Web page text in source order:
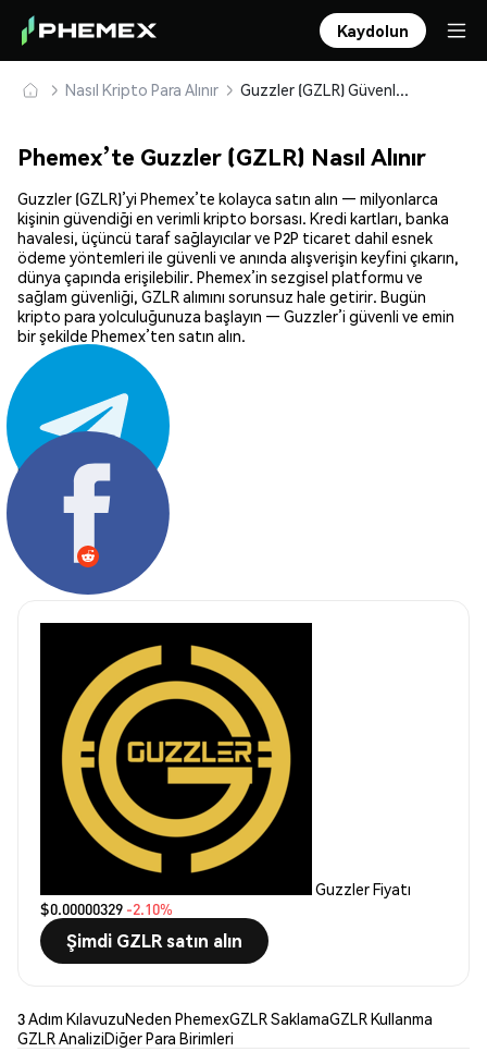
Kaydolun
Nasıl Kripto Para Alınır Guzzler (GZLR) Güvenle Satın Alın ve Saklayın
Phemex’te Guzzler (GZLR) Nasıl Alınır
Guzzler (GZLR)’yi Phemex’te kolayca satın alın — milyonlarca
kişinin güvendiği en verimli kripto borsası. Kredi kartları, banka
havalesi, üçüncü taraf sağlayıcılar ve P2P ticaret dahil esnek
ödeme yöntemleri ile güvenli ve anında alışverişin keyfini çıkarın,
dünya çapında erişilebilir. Phemex’in sezgisel platformu ve
sağlam güvenliği, GZLR alımını sorunsuz hale getirir. Bugün
kripto para yolculuğunuza başlayın — Guzzler’i güvenli ve emin
bir şekilde Phemex’ten satın alın.
Paylaş:
Guzzler Fiyatı
$0.00000329 -2.10%
Şimdi GZLR satın alın
3 Adım KılavuzuNeden PhemexGZLR SaklamaGZLR Kullanma
GZLR AnaliziDiğer Para Birimleri